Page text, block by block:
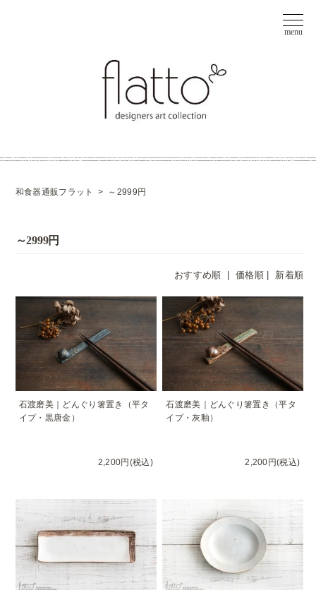
和食器通販フラット > ～2999円
～2999円
おすすめ順 |価格順 新着順
石渡磨美｜どんぐり箸置き（平タ
イプ・黒唐金）
2,200円(税込)
石渡磨美｜どんぐり箸置き（平タ
イプ・灰釉）
2,200円(税込)